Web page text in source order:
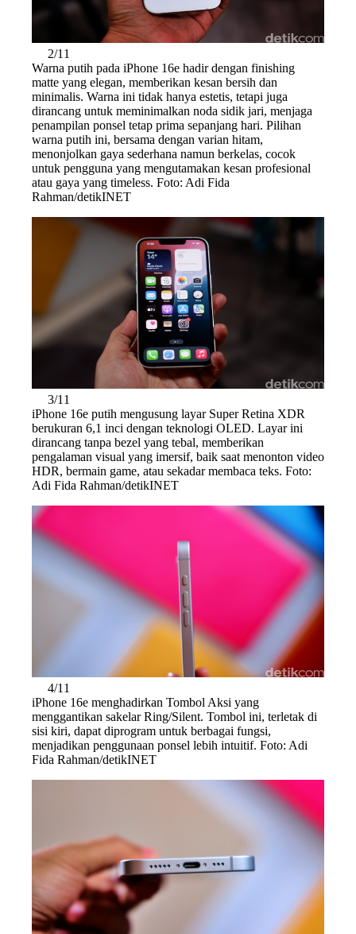
2/11
Warna putih pada iPhone 16e hadir dengan finishing
matte yang elegan, memberikan kesan bersih dan
minimalis. Warna ini tidak hanya estetis, tetapi juga
dirancang untuk meminimalkan noda sidik jari, menjaga
penampilan ponsel tetap prima sepanjang hari. Pilihan
warna putih ini, bersama dengan varian hitam,
menonjolkan gaya sederhana namun berkelas, cocok
untuk pengguna yang mengutamakan kesan profesional
atau gaya yang timeless. Foto: Adi Fida
Rahman/detikINET
3/11
iPhone 16e putih mengusung layar Super Retina XDR
berukuran 6,1 inci dengan teknologi OLED. Layar ini
dirancang tanpa bezel yang tebal, memberikan
pengalaman visual yang imersif, baik saat menonton video
HDR, bermain game, atau sekadar membaca teks. Foto:
Adi Fida Rahman/detikINET
4/11
iPhone 16e menghadirkan Tombol Aksi yang
menggantikan sakelar Ring/Silent. Tombol ini, terletak di
sisi kiri, dapat diprogram untuk berbagai fungsi,
menjadikan penggunaan ponsel lebih intuitif. Foto: Adi
Fida Rahman/detikINET